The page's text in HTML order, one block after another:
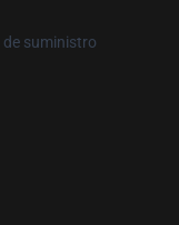
de suministro